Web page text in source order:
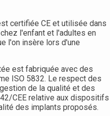
certifiée CE et utilisée dans
l'enfant et l'adultes en
l'on insère lors d'une
est fabriquée avec des
ISO 5832. Le respect des
de la qualité et des
CEE relative aux dispositifs
des implants proposés.